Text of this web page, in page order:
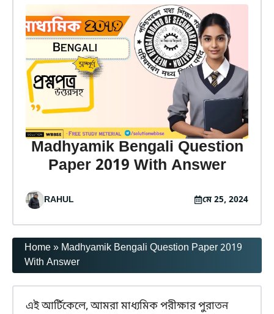
Madhyamik Bengali Question
Paper 2019 With Answer
RAHUL মে 25, 2024
Home» Madhyamik Bengali Question Paper 2019
With Answer
এই আর্টিকেলে, আমরা মাধ্যমিক পরীক্ষার পুরাতন